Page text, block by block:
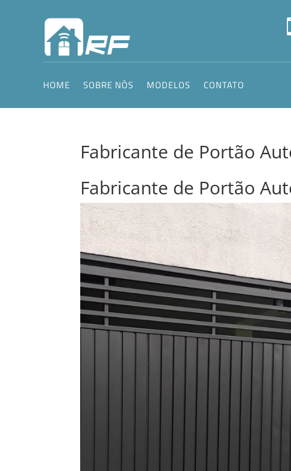
HOME SOBRE NÓS MODELOS CONTATO
Fabricante de Portão
Fabricante de Portão